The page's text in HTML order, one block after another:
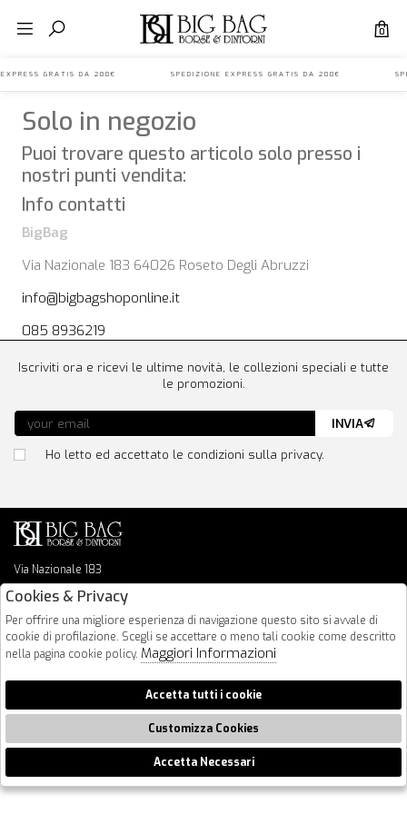
0
EXPRESS GRATIS DA 200€ SPEDIZIONE EXPRESS GRATIS DA 200€
Solo in negozio
Puoi trovare questo articolo solo presso i
nostri punti vendita:
Info contatti
BigBag
Via Nazionale 183 64026 Roseto Degli Abruzzi
info@bigbagshoponline.it
085 8936219
Via Nazionale 183
64026 Roseto Degli Abruzzi
info@bigbagshoponline.it
follow us
Iscriviti ora e ricevi le ultime novità, le collezioni speciali e tutte
le promozioni.
Ho letto ed accettato le condizioni sulla privacy.
INVIA
2026 BigBag - P.iva : 00916940679 Powered by
🍪
Cookies & Privacy
Per offrire una migliore esperienza di navigazione questo sito si avvale di
cookie di profilazione. Scegli se accettare o meno tali cookie come descritto
nella pagina cookie policy. Maggiori Informazioni
Accetta tutti i cookie
Customizza Cookies
Accetta Necessari